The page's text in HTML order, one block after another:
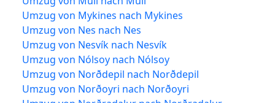
Umzug von Mykines nach Mykines
Umzug von Nes nach Nes
Umzug von Nesvík nach Nesvík
Umzug von Nólsoy nach Nólsoy
Umzug von Norðdepil nach Norðdepil
Umzug von Norðoyri nach Norðoyri